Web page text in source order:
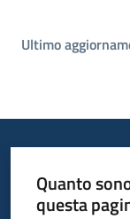
Ultimo
Quanto
questa